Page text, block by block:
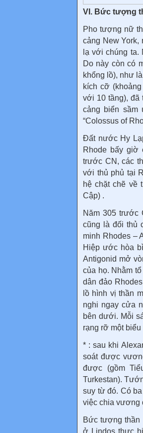
VI. Bức tượng
Pho tượng nữ
cảng New York,
lạ với chúng
Do này còn có
khổng lồ), như
kích cỡ
với 10 tầng), đã
cảng biển
“Colossus of
Đất nước Hy
Rhode bấy giờ
trước CN, các
với thủ phủ tại
hệ chặt chẽ về
Cập) .
Năm 305 trước
cũng là đối thủ
minh Rhodes –
Hiệp ước hòa
Antigonid mở
của họ. Nhằm
dân đảo
lồ hình vị thần
nghi ngay cửa
bên dưới. Mỗi
rạng rỡ một
* : sau khi
soát được
được (gồm
Turkestan).
suy từ đó. Có
việc chia vương
Bức tượng thần
ở Lindos thực